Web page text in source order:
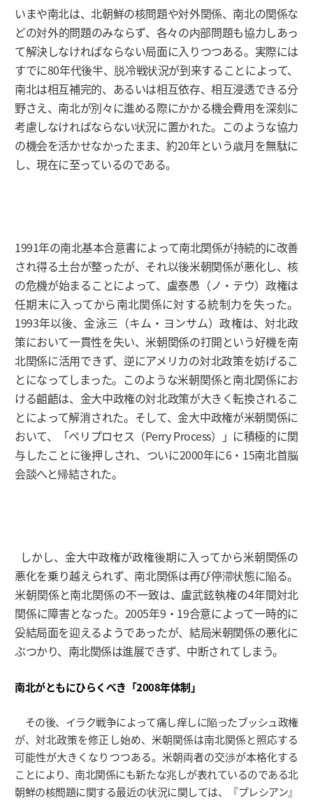
いまや南北は、北朝鮮の核問題や対外関係、南北の関係な
どの対外的問題のみならず、各々の内部問題も協力しあっ
て解決しなければならない局面に入りつつある。実際には
すでに80年代後半、脱冷戦状況が到来することによって、
南北は相互補完的、あるいは相互依存、相互浸透できる分
野さえ、南北が別々に進める際にかかる機会費用を深刻に
考慮しなければならない状況に置かれた。このような協力
の機会を活かせなかったまま、約20年という歳月を無駄に
し、現在に至っているのである。
1991年の南北基本合意書によって南北関係が持続的に改善
され得る土台が整ったが、それ以後米朝関係が悪化し、核
の危機が始まることによって、盧泰愚（ノ・テウ）政権は
任期末に入ってから南北関係に対する統制力を失った。
1993年以後、金泳三（キム・ヨンサム）政権は、対北政
策において一貫性を失い、米朝関係の打開という好機を南
北関係に活用できず、逆にアメリカの対北政策を妨げるこ
とになってしまった。このような米朝関係と南北関係にお
ける齟齬は、金大中政権の対北政策が大きく転換されるこ
とによって解消された。そして、金大中政権が米朝関係に
おいて、「ペリプロセス（Perry Process）」に積極的に関
与したことに後押しされ、ついに2000年に6・15南北首脳
会談へと帰結された。
しかし、金大中政権が政権後期に入ってから米朝関係の
悪化を乗り越えられず、南北関係は再び停滞状態に陥る。
米朝関係と南北関係の不一致は、盧武鉉執権の4年間対北
関係に障害となった。2005年9・19合意によって一時的に
妥結局面を迎えるようであったが、結局米朝関係の悪化に
ぶつかり、南北関係は進展できず、中断されてしまう。
南北がともにひらくべき「2008年体制」
その後、イラク戦争によって痛し痒しに陥ったブッシュ政権
が、対北政策を修正し始め、米朝関係は南北関係と照応する
可能性が大きくなりつつある。米朝両者の交渉が本格化する
ことにより、南北関係にも新たな兆しが表れているのである北
朝鮮の核問題に関する最近の状況に関しては、『プレシアン』